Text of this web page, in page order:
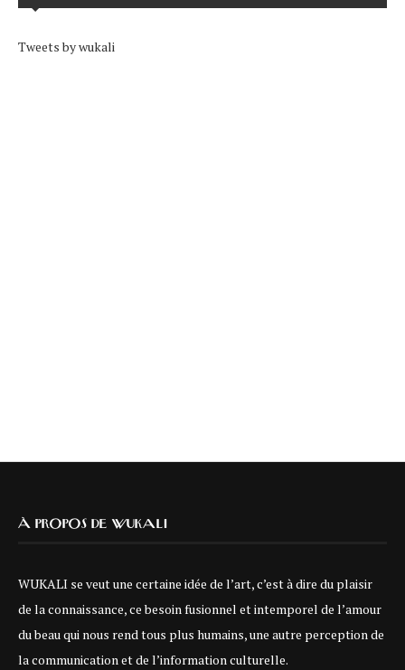
Tweets by wukali
À PROPOS DE WUKALI
WUKALI se veut une certaine idée de l’art, c’est à dire du plaisir
de la connaissance, ce besoin fusionnel et intemporel de l’amour
du beau qui nous rend tous plus humains, une autre perception de
la communication et de l’information culturelle.